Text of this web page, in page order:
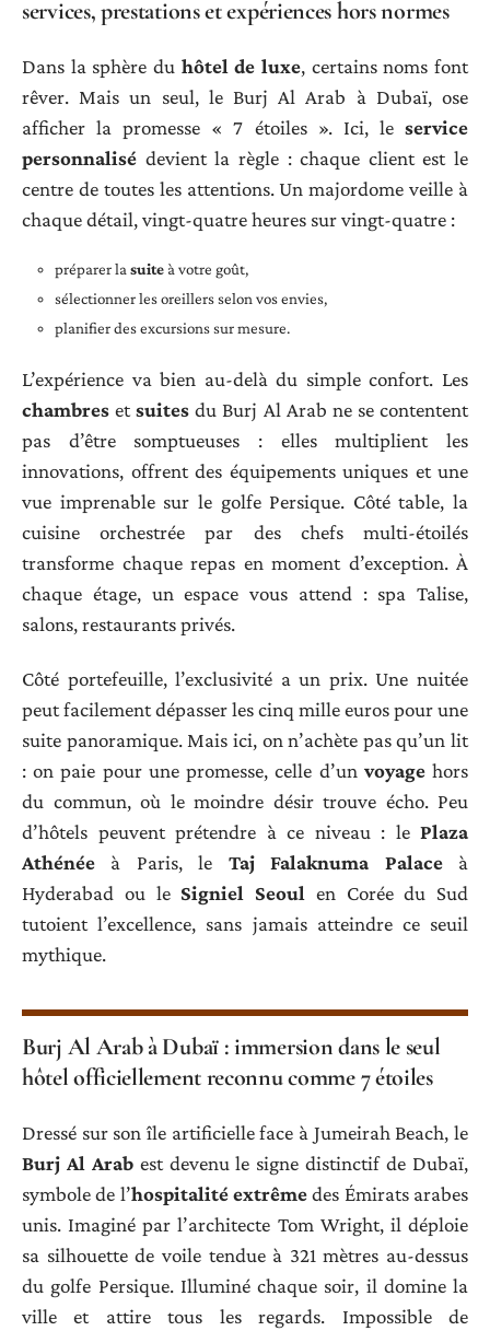
services, prestations et expériences hors normes
Dans la sphère du hôtel de luxe, certains noms font
rêver. Mais un seul, le Burj Al Arab à Dubaï, ose
afficher la promesse « 7 étoiles ». Ici, le service
personnalisé devient la règle : chaque client est le
centre de toutes les attentions. Un majordome veille à
chaque détail, vingt-quatre heures sur vingt-quatre :
préparer lasuite à votre goût,
sélectionner les oreillers selon vos envies,
planifier des excursions sur mesure.
L’expérience va bien au-delà du simple confort. Les
chambres etsuites du Burj Al Arab ne se contentent
pas d’être somptueuses : elles multiplient les
innovations, offrent des équipements uniques et une
vue imprenable sur le golfe Persique. Côté table, la
cuisine orchestrée par des chefs multi-étoilés
transforme chaque repas en moment d’exception. À
chaque étage, un espace vous attend : spa Talise,
salons, restaurants privés.
Côté portefeuille, l’exclusivité a un prix. Une nuitée
peut facilement dépasser les cinq mille euros pour une
suite panoramique. Mais ici, on n’achète pas qu’un lit
: on paie pour une promesse, celle d’un voyagehors
du commun, où le moindre désir trouve écho. Peu
d’hôtels peuvent prétendre à ce niveau : le Plaza
Athénée à Paris, le Taj Falaknuma Palaceà
Hyderabad ou le Signiel Seoul en Corée du Sud
tutoient l’excellence, sans jamais atteindre ce seuil
mythique.
Burj Al Arab à Dubaï : immersion dans le seul
hôtel officiellement reconnu comme 7 étoiles
Dressé sur son île artificielle face à Jumeirah Beach, le
Burj Al Arabest devenu le signe distinctif de Dubaï,
symbole de l’hospitalité extrêmedes Émirats arabes
unis. Imaginé par l’architecte Tom Wright, il déploie
sa silhouette de voile tendue à 321 mètres au-dessus
du golfe Persique. Illuminé chaque soir, il domine la
ville et attire tous les regards. Impossible de